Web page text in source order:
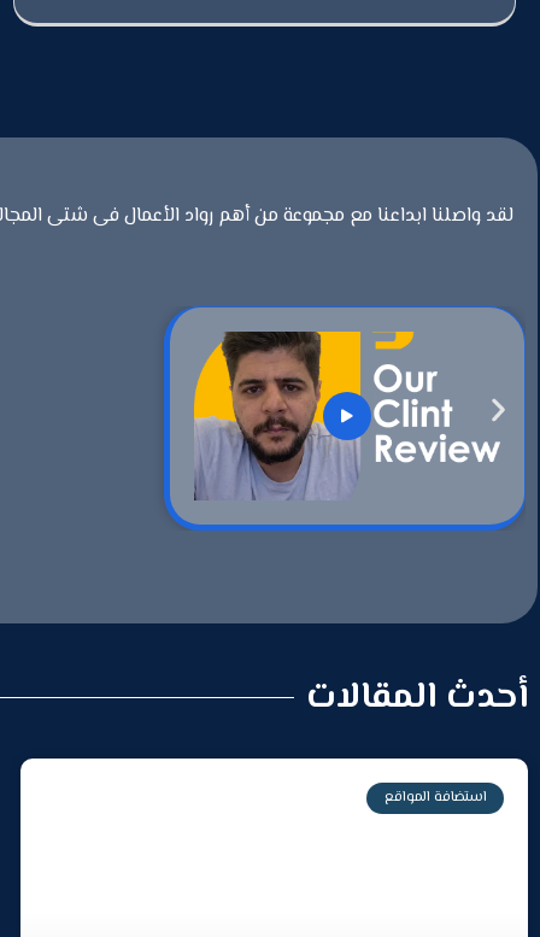
لقد واصلنا ابداعنا مع مجموعة من أهم رواد الأعمال فى شتى
أحدث المقالات
استضافة المواقع